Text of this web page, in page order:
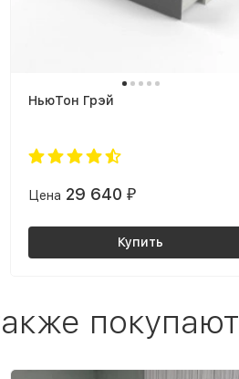
НьюТон Грэй
Цена 29 640₽
Купить
покупают